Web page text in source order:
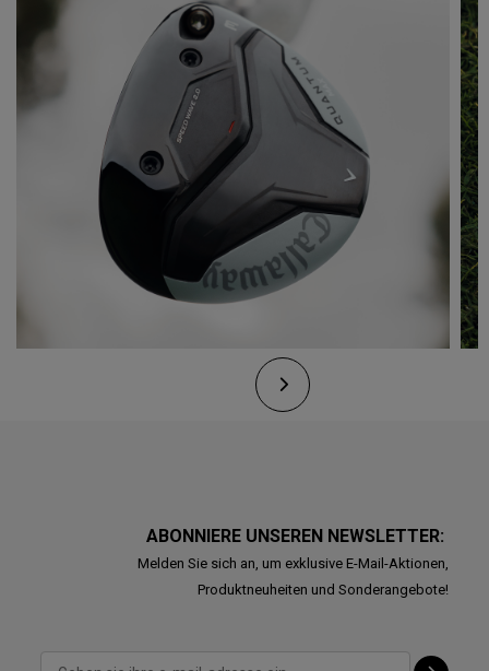
ABONNIERE UNSEREN NEWSLETTER:
Melden Sie sich an, um exklusive E-Mail-Aktionen,
Produktneuheiten und Sonderangebote!